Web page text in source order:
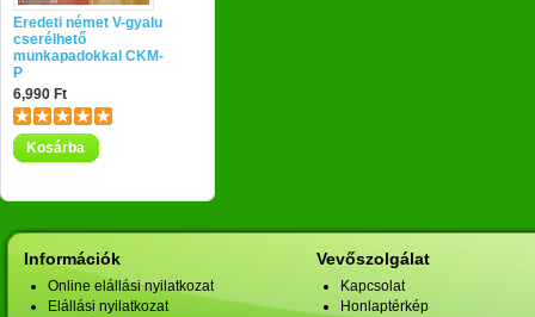
Eredeti német V-gyalu
cserélhető
munkapadokkal CKM-
P
6,990 Ft
Kosárba
Információk
Online elállási nyilatkozat
Elállási nyilatkozat
Vevőszolgálat
Kapcsolat
Honlaptérkép